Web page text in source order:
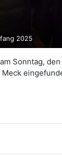
2025
Sonntag,